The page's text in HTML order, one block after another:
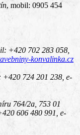
, mobil: 0905 454
+420 702 283 058,
konvalinka.cz
+420 724 201 238, e-
764/2a, 753 01
606 480 991, e-